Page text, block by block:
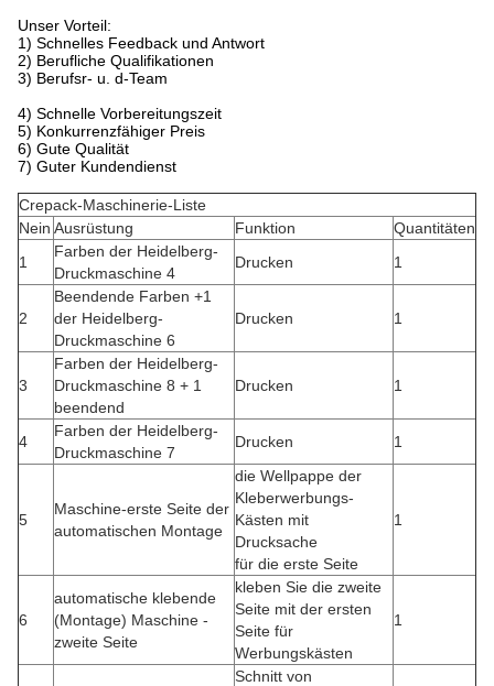
Unser Vorteil:
1) Schnelles Feedback und Antwort
2) Berufliche Qualifikationen
3) Berufsr- u. d-Team
4) Schnelle Vorbereitungszeit
5) Konkurrenzfähiger Preis
6) Gute Qualität
7) Guter Kundendienst
Crepack-Maschinerie-Liste
Nein Ausrüstung Funktion
Quantitäten
1
Farben der Heidelberg-
Druckmaschine 4
Drucken 1
2
Beendende Farben +1
der Heidelberg-
Druckmaschine 6
Drucken 1
3
Farben der Heidelberg-
Druckmaschine 8 + 1
beendend
Drucken 1
4
Farben der Heidelberg-
Druckmaschine 7
Drucken 1
5
Maschine-erste Seite der
automatischen Montage
die Wellpappe der
Kleberwerbungs-
Kästen mit
Drucksache
für die erste Seite
1
6
automatische klebende
(Montage) Maschine -
zweite Seite
kleben Sie die zweite
Seite mit der ersten
Seite für
Werbungskästen
1
Schnitt von